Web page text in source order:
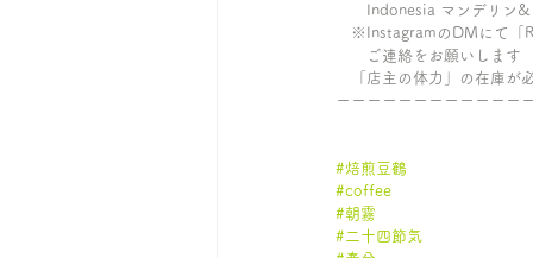
Indonesia マンデリン&
※InstagramのDMにて「
ご連絡をお願いします　
「店主の体力」の在庫が
ーーーーーーーーーーーー
#焙煎豆鶴
#coffee
#朝霧
#二十四節気